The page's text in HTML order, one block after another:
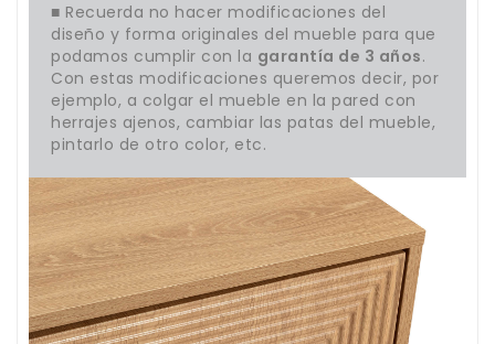
■ Recuerda no hacer modificaciones del
diseño y forma originales del mueble para que
podamos cumplir con la garantía de 3 años.
Con estas modificaciones queremos decir, por
ejemplo, a colgar el mueble en la pared con
herrajes ajenos, cambiar las patas del mueble,
pintarlo de otro color, etc.